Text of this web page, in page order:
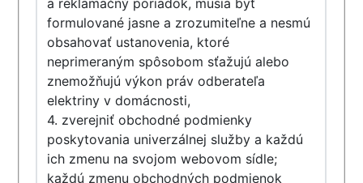
a reklamačný poriadok, musia byť
formulované jasne a zrozumiteľne a nesmú
obsahovať ustanovenia, ktoré
neprimeraným spôsobom sťažujú alebo
znemožňujú výkon práv odberateľa
elektriny v domácnosti,
4. zverejniť obchodné podmienky
poskytovania univerzálnej služby a každú
ich zmenu na svojom webovom sídle;
každú zmenu obchodných podmienok